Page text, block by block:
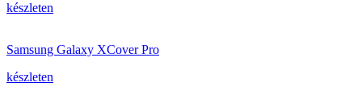
készleten
Samsung Galaxy XCover Pro
készleten